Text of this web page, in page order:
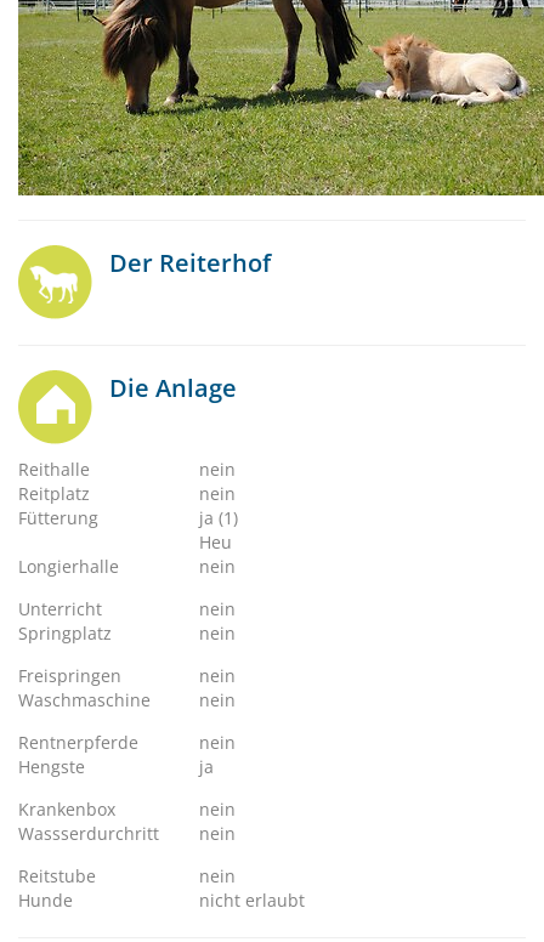
Der Reiterhof
Die Anlage
Reithalle
nein
Reitplatz
nein
Fütterung
ja (1)
Heu
Longierhalle
nein
Unterricht
nein
Springplatz
nein
Freispringen
nein
Waschmaschine
nein
Rentnerpferde
nein
Hengste
ja
Krankenbox
nein
Wassserdurchritt
nein
Reitstube
nein
Hunde
nicht erlaubt